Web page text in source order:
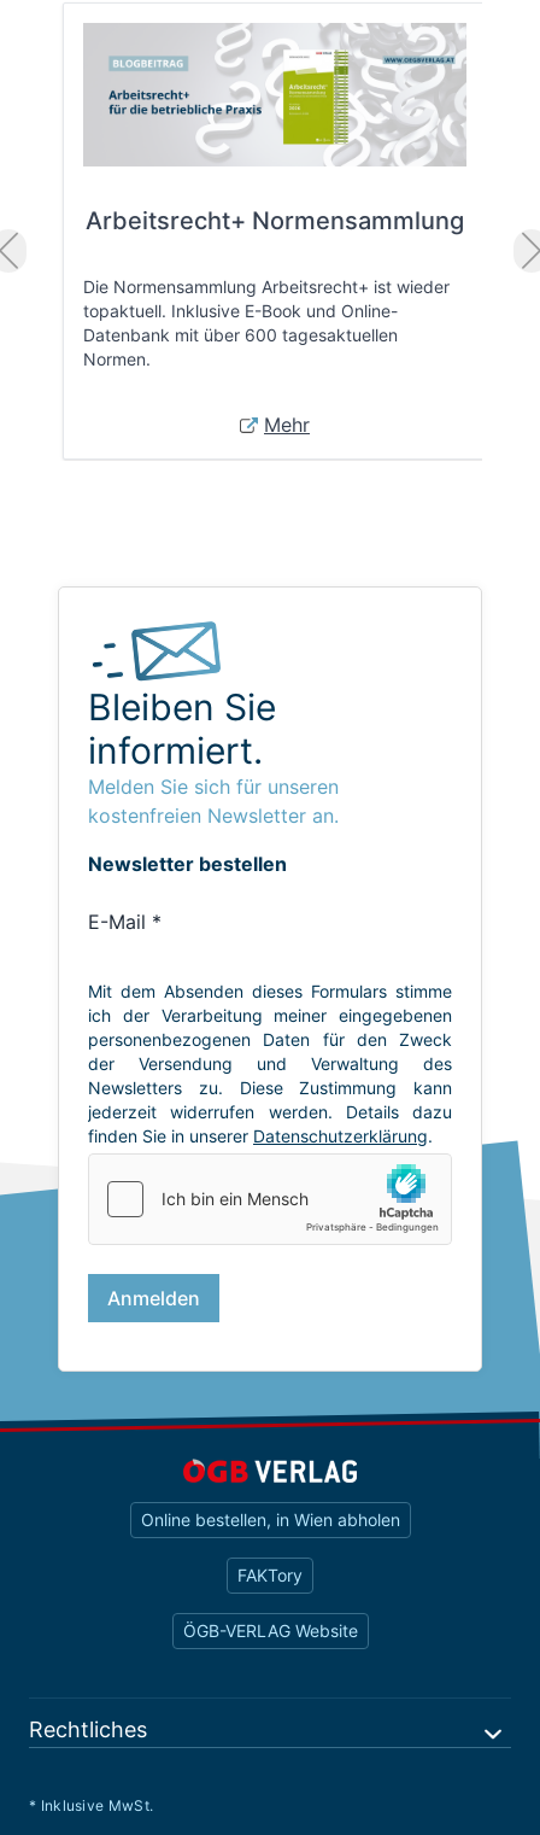
Arbeitsrecht+ Normensammlung
Die Normensammlung Arbeitsrecht+ ist wieder
topaktuell. Inklusive E-Book und Online-
Datenbank mit über 600 tagesaktuellen
Normen.
Mehr
Bleiben Sie
informiert.
Melden Sie sich für unseren
kostenfreien Newsletter an.
Online bestellen, in Wien abholen
FAKTory
ÖGB-VERLAG Website
Rechtliches
* Inklusive MwSt.